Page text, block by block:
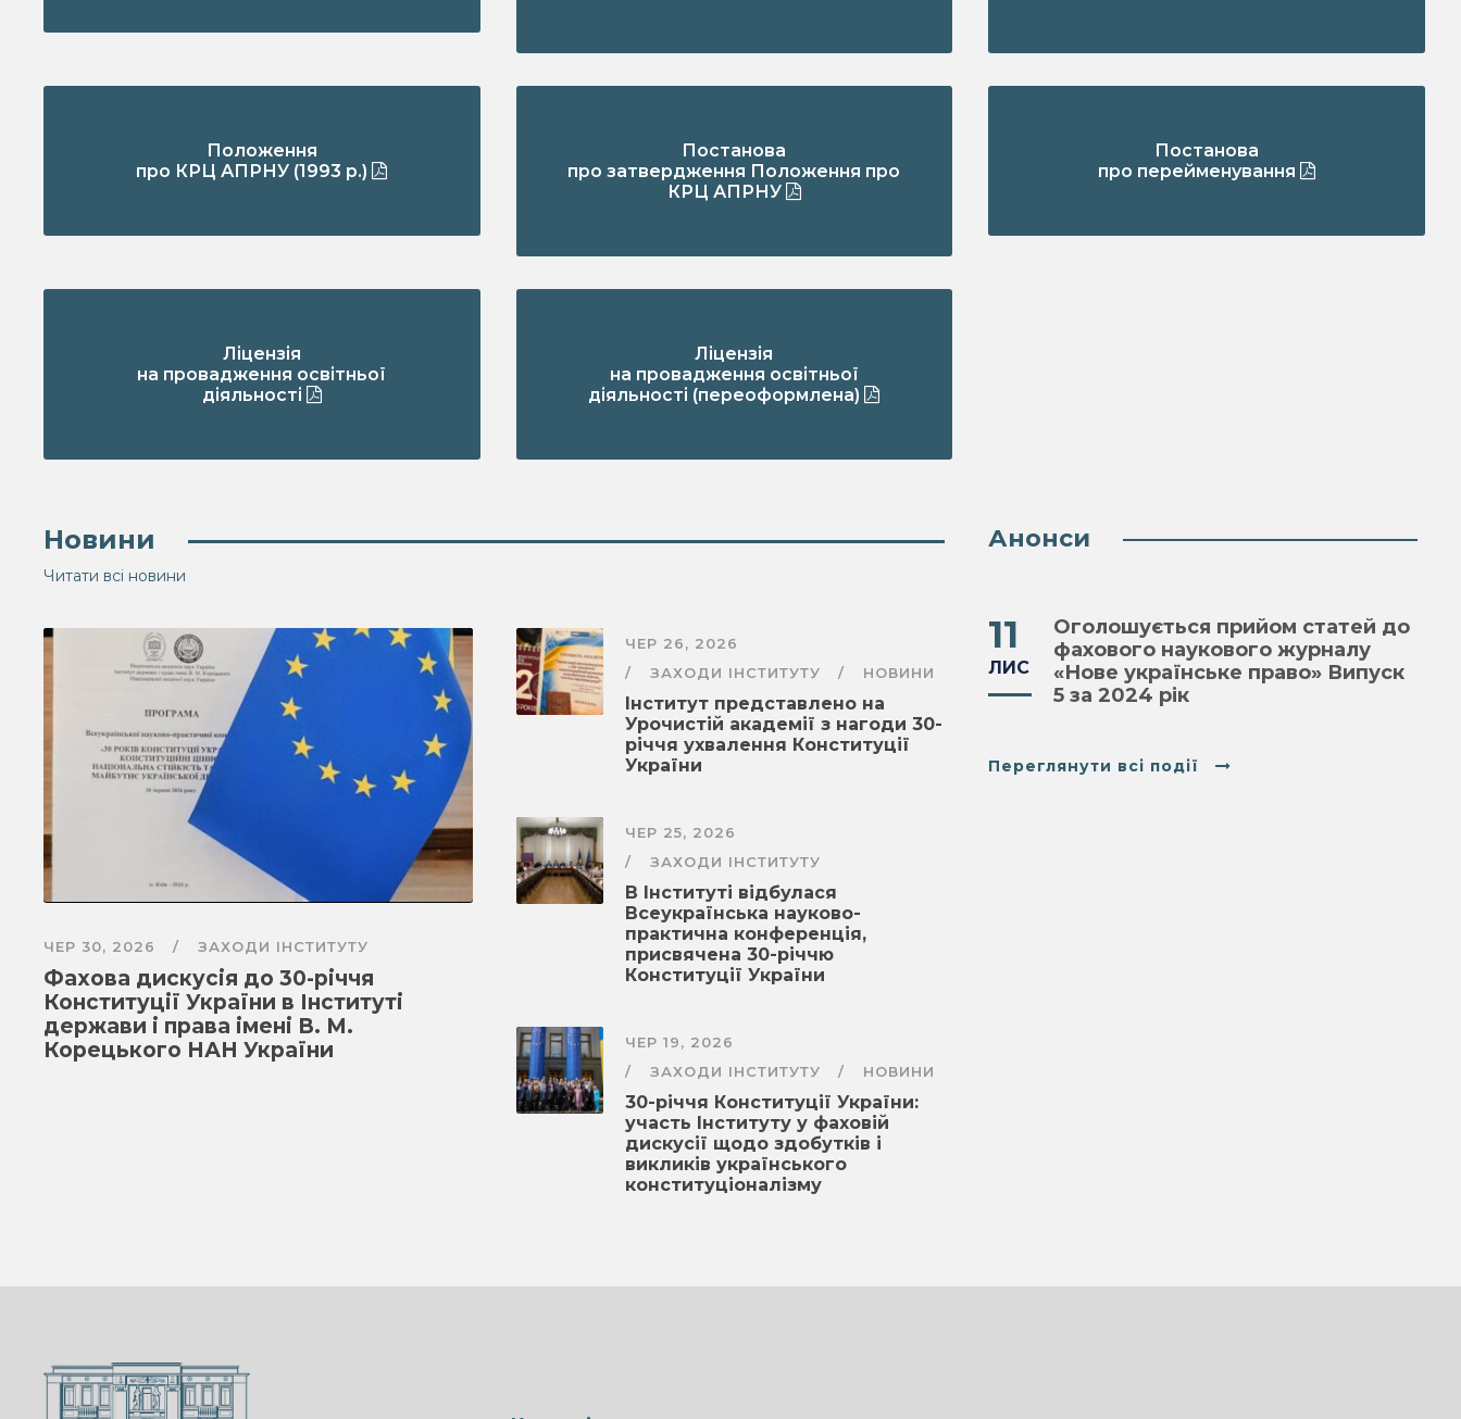
Положення
про КРЦ АПРНУ (1993 р.)
Постанова
про затвердження Положення про
КРЦ АПРНУ
Постанова
про перейменування
Ліцензія
на провадження освітньої
діяльності
Ліцензія
на провадження освітньої
діяльності (переоформлена)
Новини
Читати всі новини
ЧЕР 30, 2026 ЗАХОДИ ІНСТИТУТУ
Фахова дискусія до 30-річчя
Конституції України в Інституті
держави і права імені В. М.
Корецького НАН України
ЧЕР 26, 2026
ЗАХОДИ ІНСТИТУТУ
НОВИНИ
Інститут представлено на
Урочистій академії з нагоди 30-
річчя ухвалення Конституції
України
ЧЕР 25, 2026
ЗАХОДИ ІНСТИТУТУ
В Інституті відбулася
Всеукраїнська науково-
практична конференція,
присвячена 30-річчю
Конституції України
ЧЕР 19, 2026
ЗАХОДИ ІНСТИТУТУ
НОВИНИ
30-річчя Конституції України:
участь Інституту у фаховій
дискусії щодо здобутків і
викликів українського
конституціоналізму
Анонси
11
ЛИС
Оголошується прийом статей до
фахового наукового журналу
«Нове українське право» Випуск
5 за 2024 рік
Переглянути всі події